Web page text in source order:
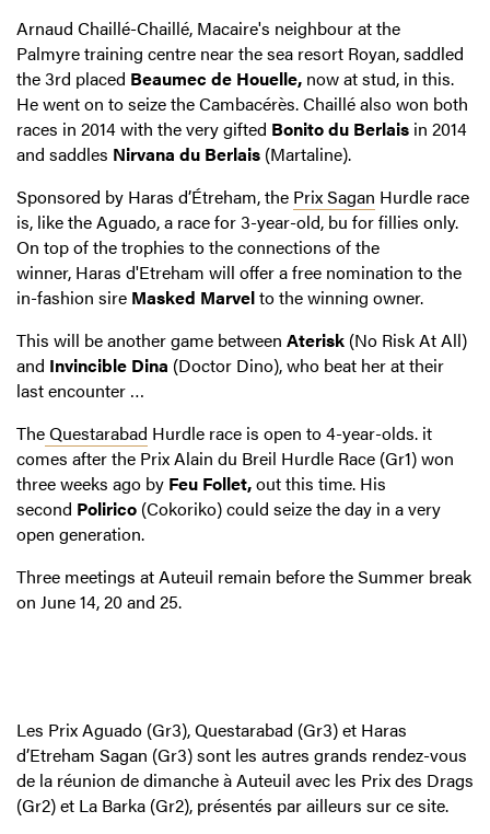
Arnaud Chaillé-Chaillé, Macaire's neighbour at the
Palmyre training centre near the sea resort Royan, saddled
the 3rd placed Beaumec de Houelle, now at stud, in this.
He went on to seize the Cambacérès. Chaillé also won both
races in 2014 with the very gifted Bonito du Berlais in 2014
and saddles Nirvana du Berlais (Martaline).
Sponsored by Haras d’Étreham, the Prix Sagan Hurdle race
is, like the Aguado, a race for 3-year-old, bu for fillies only.
On top of the trophies to the connections of the
winner, Haras d'Etreham will offer a free nomination to the
in-fashion sire Masked Marvelto the winning owner.
This will be another game between Aterisk (No Risk At All)
and Invincible Dina (Doctor Dino), who beat her at their
last encounter …
TheQuestarabad Hurdle race is open to 4-year-olds. it
comes after the Prix Alain du Breil Hurdle Race (Gr1) won
three weeks ago by Feu Follet,out this time. His
second Polirico (Cokoriko) could seize the day in a very
open generation.
Three meetings at Auteuil remain before the Summer break
on June 14, 20 and 25.
Les Prix Aguado (Gr3), Questarabad (Gr3) et Haras
d’Etreham Sagan (Gr3) sont les autres grands rendez-vous
de la réunion de dimanche à Auteuil avec les Prix des Drags
(Gr2) et La Barka (Gr2), présentés par ailleurs sur ce site.